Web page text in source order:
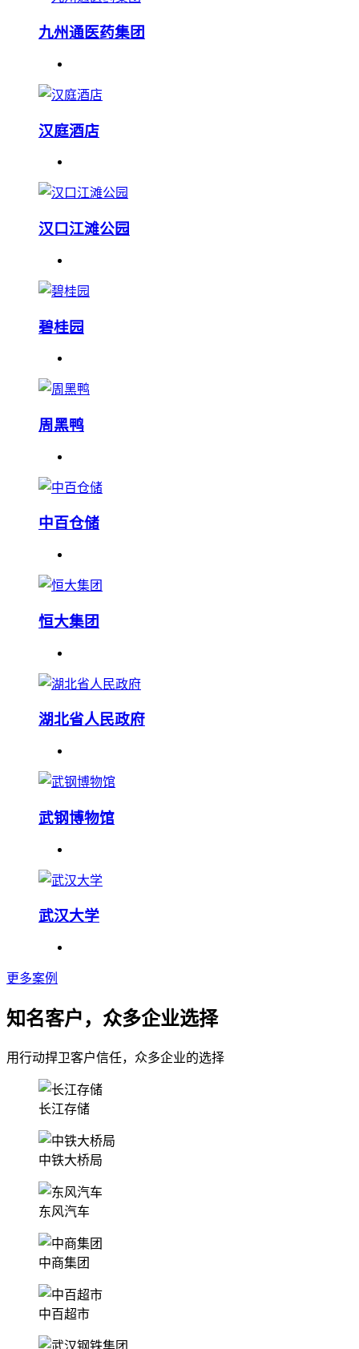
九州通医药集团
汉庭酒店
汉口江滩公园
碧桂园
周黑鸭
中百仓储
恒大集团
湖北省人民政府
武钢博物馆
武汉大学
更多案例
知名客户，众多企业选择
用行动捍卫客户信任，众多企业的选择
长江存储
中铁大桥局
东风汽车
中商集团
中百超市